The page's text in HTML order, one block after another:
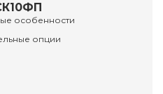
особенности
опции